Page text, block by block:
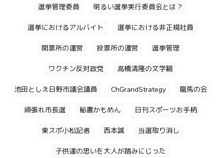
選挙管理委員 明るい選挙実行委員会とは？
選挙におけるアルバイト 選挙における非正規社員
開票所の運営 投票所の運営 選挙管理
ワクチン反対政党 高橋清隆の文学観
池田としえ日野市議会議員 ChGrandStrategy 龍馬の会
頑張れ市長選 秘書かもめん 日刊スポーツお手柄
東スポ小松記者 西本誠 当選取り消し
子供達の思いを大人が踏みにじった